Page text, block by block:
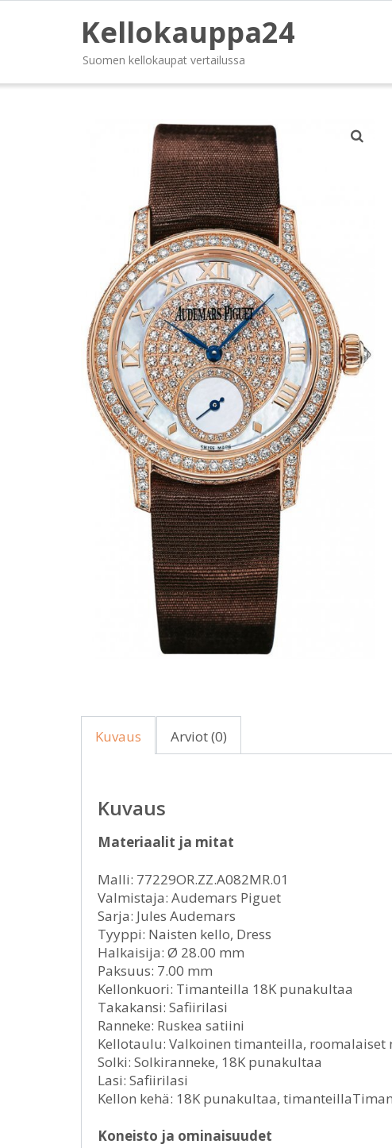
Kellokauppa24
Suomen kellokaupat vertailussa
Kuvaus Arviot (0)
Kuvaus
Materiaalit ja mitat
Malli: 77229OR.ZZ.A082MR.01
Valmistaja: Audemars Piguet
Sarja: Jules Audemars
Tyyppi: Naisten kello, Dress
Halkaisija: Ø 28.00 mm
Paksuus: 7.00 mm
Kellonkuori: Timanteilla 18K punakultaa
Takakansi: Safiirilasi
Ranneke: Ruskea satiini
Kellotaulu: Valkoinen timanteilla,
Solki: Solkiranneke, 18K punakultaa
Lasi: Safiirilasi
Kellon kehä: 18K punakultaa,
Koneisto ja ominaisuudet